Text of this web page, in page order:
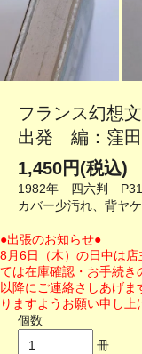
フランス幻想
出発 編：窪
1,450円(税込)
1982年 四六判
カバー少汚れ、背ヤ
●出張のお知らせ●
8月6日（木）の日中は
ては在庫確認・お手続
以降にご連絡さしあげ
りますようお願い申し
個数
冊